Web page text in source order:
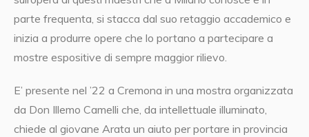
parte frequenta, si stacca dal suo retaggio accademico e
inizia a produrre opere che lo portano a partecipare a
mostre espositive di sempre maggior rilievo.
E’ presente nel ’22 a Cremona in una mostra organizzata
da Don Illemo Camelli che, da intellettuale illuminato,
chiede al giovane Arata un aiuto per portare in provincia